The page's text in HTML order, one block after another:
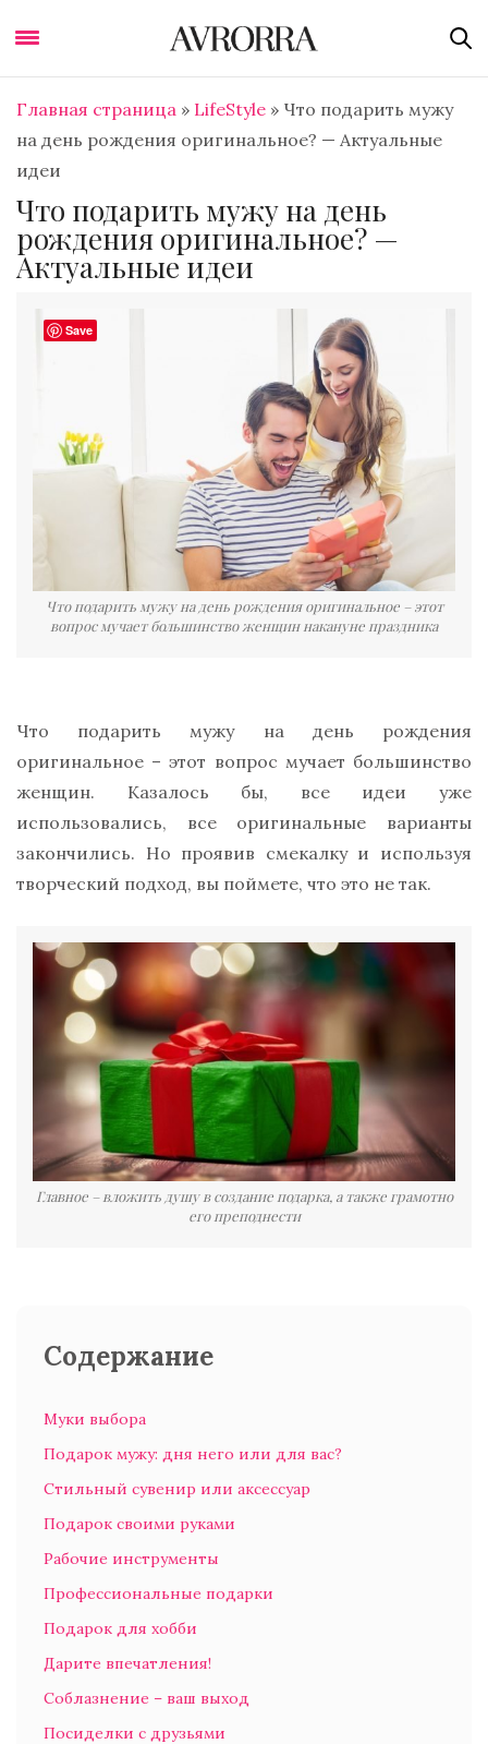
Главная страница » LifeStyle » Что подарить мужу
на день рождения оригинальное? — Актуальные
идеи
Что подарить мужу на день
рождения оригинальное? —
Актуальные идеи
Что подарить мужу на день рождения оригинальное – этот
вопрос мучает большинство женщин накануне праздника
Что подарить мужу на день рождения
оригинальное – этот вопрос мучает большинство
женщин. Казалось бы, все идеи уже
использовались, все оригинальные варианты
закончились. Но проявив смекалку и используя
творческий подход, вы поймете, что это не так.
Главное – вложить душу в создание подарка, а также грамотно
его преподнести
Содержание
Муки выбора
Подарок мужу: дня него или для вас?
Стильный сувенир или аксессуар
Подарок своими руками
Рабочие инструменты
Профессиональные подарки
Подарок для хобби
Дарите впечатления!
Соблазнение – ваш выход
Посиделки с друзьями
Save